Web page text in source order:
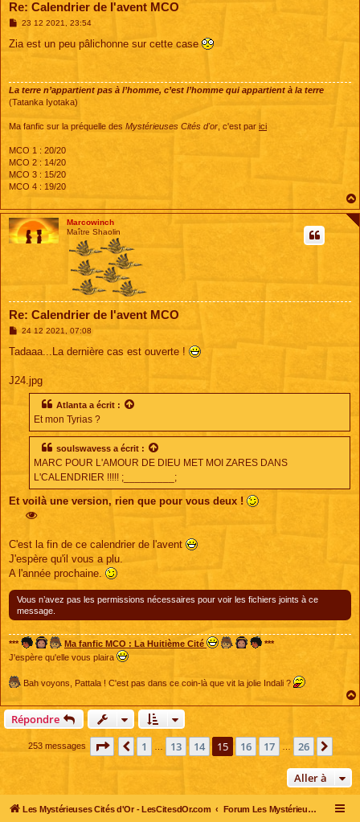
Re: Calendrier de l'avent MCO
M
s
23 12 2021, 23:54
Zia est un peu pâlichonne sur cette case
La terre n’appartient pas à l’homme, c’est l’homme qui appartient à la terre
(Tatanka Iyotaka)
Ma fanfic sur la préquelle des Mystérieuses Cités d'or , c'est par ici
MCO 1 : 20/20
MCO 2 : 14/20
MCO 3 : 15/20
MCO 4 : 19/20
Marcowinch
Maître Shaolin
Re: Calendrier de l'avent MCO
M
s
g
24 12 2021, 07:08
Tadaaa...La dernière cas est ouverte !
J24.jpg
Atlanta a écrit :
Et mon Tyrias ?
soulswavess a écrit :
MARC POUR L'AMOUR DE DIEU MET MOI ZARES DANS
L'CALENDRIER !!!!! ;_________;
Et voilà une version, rien que pour vous deux !
C'est la fin de ce calendrier de l'avent
J'espère qu'il vous a plu.
A l'année prochaine.
Vous n’avez pas les permissions nécessaires pour voir les fichiers joints à ce
message.
*** Ma fanfic MCO : La Huitième Cité
***
J'espère qu'elle vous plaira
Bah voyons, Pattala ! C'est pas dans ce coin-là que vit la jolie Indali ?
Répondre
253 messages Page 15 sur 26
Précédente
1 13 14 15 16 17 26
Aller à
Les Mystérieuses Cités d'Or - LesCitesdOr.com Forum Les Mystérieuses Cités d'Or